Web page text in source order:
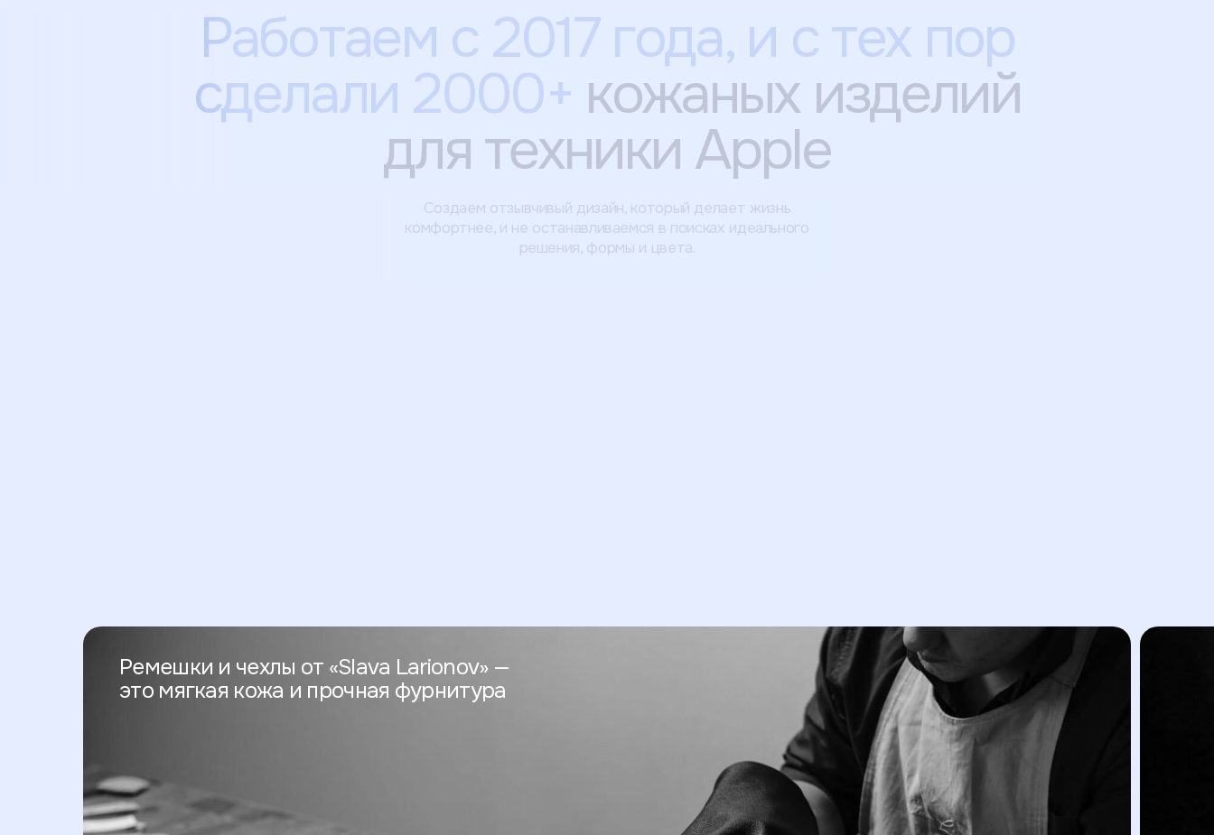
Создаем отзывчивый дизайн, который делает жизнь
комфортнее, и не останавливаемся в поисках идеального
решения, формы и цвета.
Работаем с 2017 года, и с тех пор
сделали 2000+ кожаных изделий
для техники Apple
Ремешки и чехлы от «Slava Larionov» —
это мягкая кожа и прочная фурнитура